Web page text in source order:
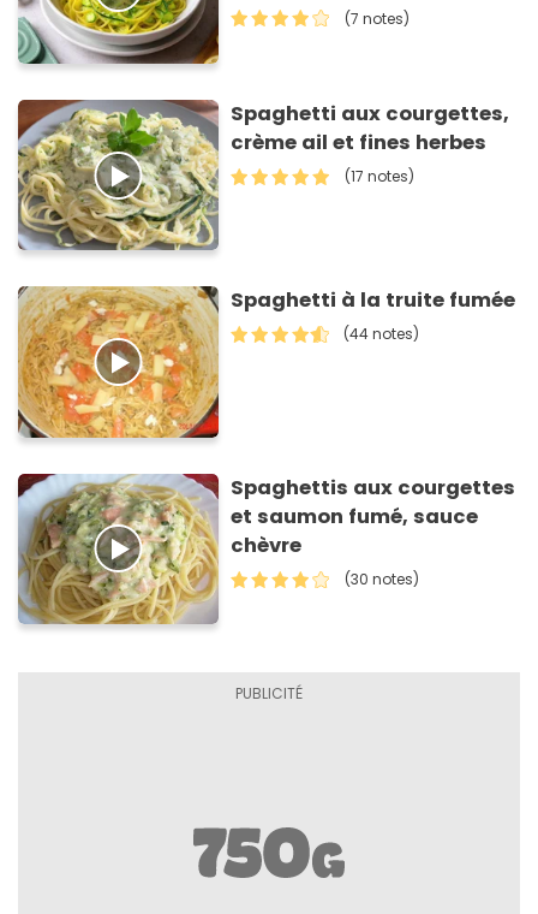
(7 notes)
Spaghetti aux courgettes,
crème ail et fines herbes
(17 notes)
Spaghetti à la truite fumée
(44 notes)
Spaghettis aux courgettes
et saumon fumé, sauce
chèvre
(30 notes)